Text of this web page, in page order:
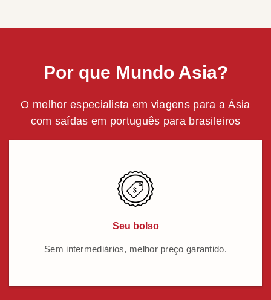
Por que Mundo Asia?
O melhor especialista em viagens para a Ásia
com saídas em português para brasileiros
Seu bolso
Sem intermediários, melhor preço garantido.